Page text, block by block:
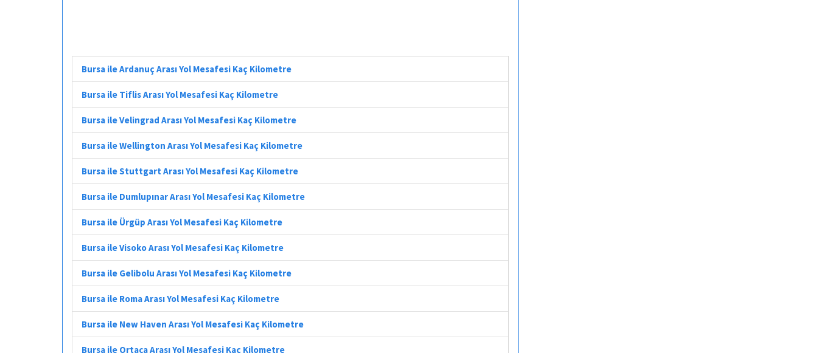
Bursa ile Ardanuç Arası Yol Mesafesi Kaç Kilometre
Bursa ile Tiflis Arası Yol Mesafesi Kaç Kilometre
Bursa ile Velingrad Arası Yol Mesafesi Kaç Kilometre
Bursa ile Wellington Arası Yol Mesafesi Kaç Kilometre
Bursa ile Stuttgart Arası Yol Mesafesi Kaç Kilometre
Bursa ile Dumlupınar Arası Yol Mesafesi Kaç Kilometre
Bursa ile Ürgüp Arası Yol Mesafesi Kaç Kilometre
Bursa ile Visoko Arası Yol Mesafesi Kaç Kilometre
Bursa ile Gelibolu Arası Yol Mesafesi Kaç Kilometre
Bursa ile Roma Arası Yol Mesafesi Kaç Kilometre
Bursa ile New Haven Arası Yol Mesafesi Kaç Kilometre
Bursa ile Ortaca Arası Yol Mesafesi Kaç Kilometre